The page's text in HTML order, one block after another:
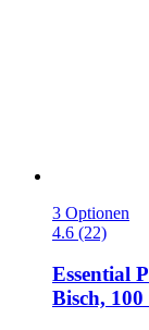
3 Optionen
4.6 (22)
Essential
Bisch,